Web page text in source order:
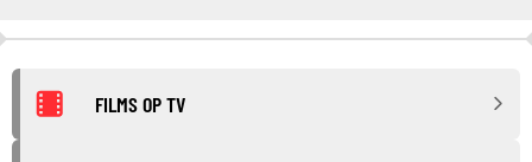
FILMS OP TV